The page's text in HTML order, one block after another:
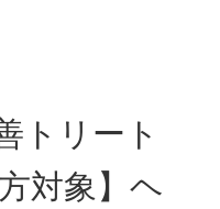
トリート
対象】ヘ